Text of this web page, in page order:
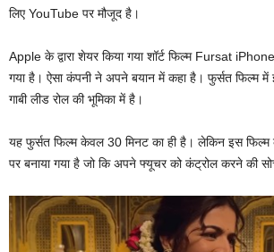
लिए YouTube पर मौजूद है।
Apple के द्वारा शेयर किया गया शॉर्ट फिल्म Fursat
गया है। ऐसा कंपनी ने अपने बयान में कहा है। फुर्सत फिल्म
गाबी लीड रोल की भूमिका में है।
यह फुर्सत फिल्म केवल 30 मिनट का ही है। लेकिन इस फिल्म
पर बनाया गया है जो कि अपने फ्यूचर को कंट्रोल करने की